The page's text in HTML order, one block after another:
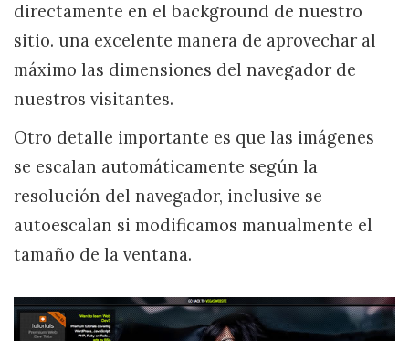
directamente en el background de nuestro
sitio. una excelente manera de aprovechar al
máximo las dimensiones del navegador de
nuestros visitantes.
Otro detalle importante es que las imágenes
se escalan automáticamente según la
resolución del navegador, inclusive se
autoescalan si modificamos manualmente el
tamaño de la ventana.